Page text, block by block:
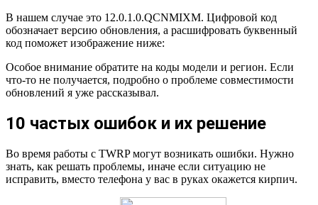
В нашем случае это 12.0.1.0.QCNMIXM. Цифровой код
обозначает версию обновления, а расшифровать буквенный
код поможет изображение ниже:
Особое внимание обратите на коды модели и регион. Если
что-то не получается, подробно о проблеме совместимости
обновлений я уже рассказывал.
10 частых ошибок и их решение
Во время работы с TWRP могут возникать ошибки. Нужно
знать, как решать проблемы, иначе если ситуацию не
исправить, вместо телефона у вас в руках окажется кирпич.